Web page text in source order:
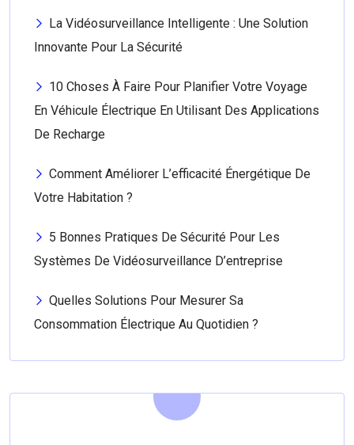
La Vidéosurveillance Intelligente : Une Solution
Innovante Pour La Sécurité
10 Choses À Faire Pour Planifier Votre Voyage
En Véhicule Électrique En Utilisant Des Applications
De Recharge
Comment Améliorer L’efficacité Énergétique De
Votre Habitation ?
5 Bonnes Pratiques De Sécurité Pour Les
Systèmes De Vidéosurveillance D’entreprise
Quelles Solutions Pour Mesurer Sa
Consommation Électrique Au Quotidien ?